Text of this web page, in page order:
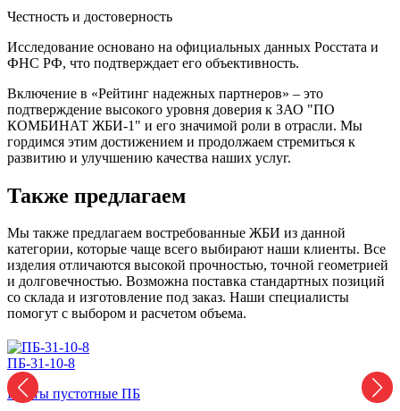
Честность и достоверность
Исследование основано на официальных данных Росстата и
ФНС РФ, что подтверждает его объективность.
Включение в «Рейтинг надежных партнеров» – это
подтверждение высокого уровня доверия к ЗАО "ПО
КОМБИНАТ ЖБИ-1" и его значимой роли в отрасли. Мы
гордимся этим достижением и продолжаем стремиться к
развитию и улучшению качества наших услуг.
Также предлагаем
Мы также предлагаем востребованные ЖБИ из данной
категории, которые чаще всего выбирают наши клиенты. Все
изделия отличаются высокой прочностью, точной геометрией
и долговечностью. Возможна поставка стандартных позиций
со склада и изготовление под заказ. Наши специалисты
помогут с выбором и расчетом объема.
ПБ-31-10-8
Плиты пустотные ПБ